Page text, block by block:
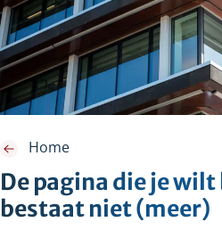
De pagina die je wilt
bestaat niet (meer)
Home